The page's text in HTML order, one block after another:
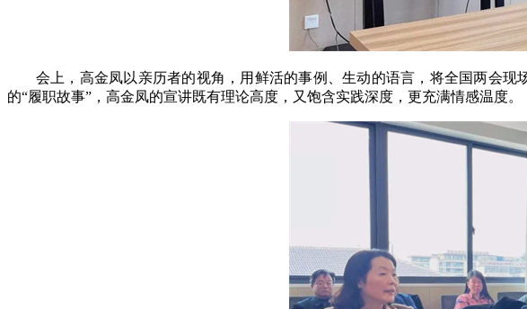
会上，高金凤以亲历者的视角，用鲜活的事例、生动的语言，将全国两会
的“履职故事”，高金凤的宣讲既有理论高度，又饱含实践深度，更充满情感温度。